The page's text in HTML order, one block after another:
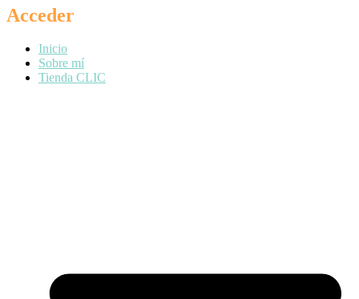
Acceder
Inicio
Sobre mí
Tienda CLIC